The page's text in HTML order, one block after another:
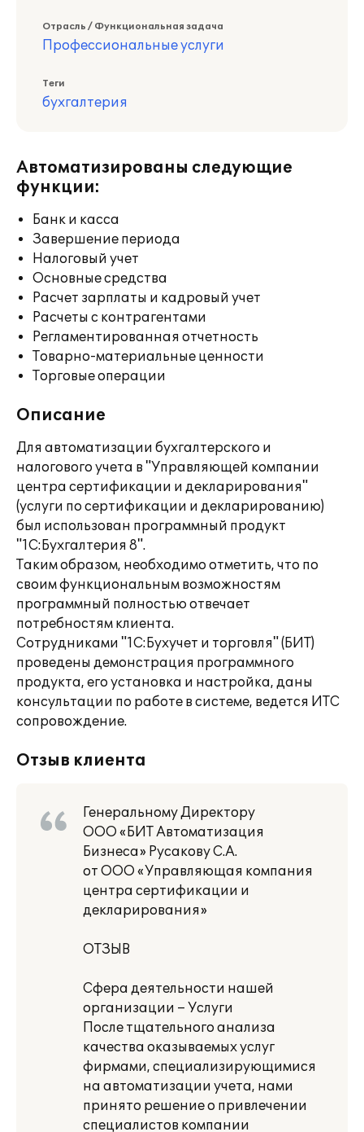
Отрасль / Функциональная задача
Профессиональные услуги
Теги
бухгалтерия
Автоматизированы следующие
функции:
Банк и касса
Завершение периода
Налоговый учет
Основные средства
Расчет зарплаты и кадровый учет
Расчеты с контрагентами
Регламентированная отчетность
Товарно-материальные ценности
Торговые операции
Описание
Для автоматизации бухгалтерского и
налогового учета в "Управляющей компании
центра сертификации и декларирования"
(услуги по сертификации и декларированию)
был использован программный продукт
"1С:Бухгалтерия 8".
Таким образом, необходимо отметить, что по
своим функциональным возможностям
программный полностью отвечает
потребностям клиента.
Сотрудниками "1С:Бухучет и торговля" (БИТ)
проведены демонстрация программного
продукта, его установка и настройка, даны
консультации по работе в системе, ведется ИТС
сопровождение.
Отзыв клиента
Генеральному Директору
ООО «БИТ Автоматизация
Бизнеса» Русакову С.А.
от ООО «Управляющая компания
центра сертификации и
декларирования»
ОТЗЫВ
Сфера деятельности нашей
организации – Услуги
После тщательного анализа
качества оказываемых услуг
фирмами, специализирующимися
на автоматизации учета, нами
принято решение о привлечении
специалистов компании